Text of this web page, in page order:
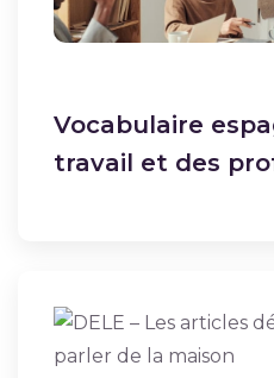
Vocabulaire
travail et des